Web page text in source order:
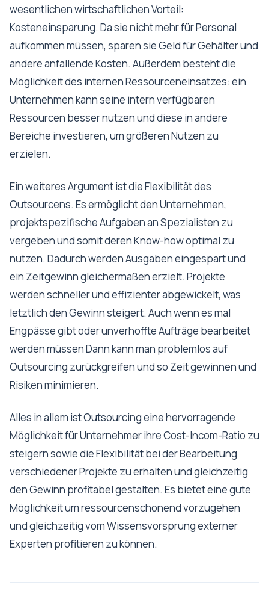
wesentlichen wirtschaftlichen Vorteil:
Kosteneinsparung. Da sie nicht mehr für Personal
aufkommen müssen, sparen sie Geld für Gehälter und
andere anfallende Kosten. Außerdem besteht die
Möglichkeit des internen Ressourceneinsatzes: ein
Unternehmen kann seine intern verfügbaren
Ressourcen besser nutzen und diese in andere
Bereiche investieren, um größeren Nutzen zu
erzielen.
Ein weiteres Argument ist die Flexibilität des
Outsourcens. Es ermöglicht den Unternehmen,
projektspezifische Aufgaben an Spezialisten zu
vergeben und somit deren Know-how optimal zu
nutzen. Dadurch werden Ausgaben eingespart und
ein Zeitgewinn gleichermaßen erzielt. Projekte
werden schneller und effizienter abgewickelt, was
letztlich den Gewinn steigert. Auch wenn es mal
Engpässe gibt oder unverhoffte Aufträge bearbeitet
werden müssen Dann kann man problemlos auf
Outsourcing zurückgreifen und so Zeit gewinnen und
Risiken minimieren.
Alles in allem ist Outsourcing eine hervorragende
Möglichkeit für Unternehmer ihre Cost-Incom-Ratio zu
steigern sowie die Flexibilität bei der Bearbeitung
verschiedener Projekte zu erhalten und gleichzeitig
den Gewinn profitabel gestalten. Es bietet eine gute
Möglichkeit um ressourcenschonend vorzugehen
und gleichzeitig vom Wissensvorsprung externer
Experten profitieren zu können.